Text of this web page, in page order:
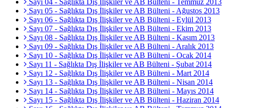
Sayı 04 - Sağlıkta Dış İlişkiler ve AB Bülteni - Temmuz 2013
Sayı 05 - Sağlıkta Dış İlişkiler ve AB Bülteni - Ağustos 2013
Sayı 06 - Sağlıkta Dış İlişkiler ve AB Bülteni - Eylül 2013
Sayı 07 - Sağlıkta Dış İlişkiler ve AB Bülteni - Ekim 2013
Sayı 08 - Sağlıkta Dış İlişkiler ve AB Bülteni - Kasım 2013
Sayı 09 - Sağlıkta Dış İlişkiler ve AB Bülteni - Aralık 2013
Sayı 10 - Sağlıkta Dış İlişkiler ve AB Bülteni - Ocak 2014
Sayı 11 - Sağlıkta Dış İlişkiler ve AB Bülteni - Şubat 2014
Sayı 12 - Sağlıkta Dış İlişkiler ve AB Bülteni - Mart 2014
Sayı 13 - Sağlıkta Dış İlişkiler ve AB Bülteni - Nisan 2014
Sayı 14 - Sağlıkta Dış İlişkiler ve AB Bülteni - Mayıs 2014
Sayı 15 - Sağlıkta Dış İlişkiler ve AB Bülteni - Haziran 2014